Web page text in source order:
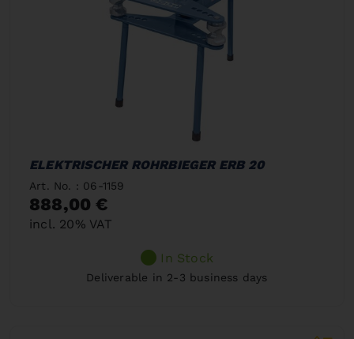
ELEKTRISCHER ROHRBIEGER ERB 20
Art. No. : 06-1159
888,00 €
incl. 20% VAT
In Stock
Deliverable in 2-3 business days